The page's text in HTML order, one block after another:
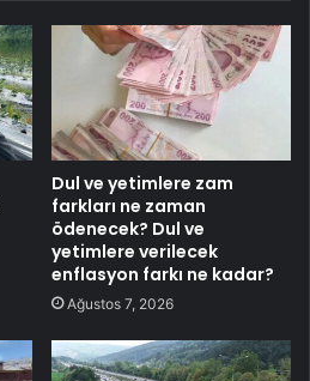
Dul ve yetimlere zam
farkları ne zaman
ödenecek? Dul ve
yetimlere verilecek
enflasyon farkı ne kadar?
Ağustos 7, 2026